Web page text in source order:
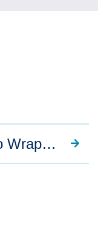
SMART-FOLD* - Guide to Wrapping and Unwrapping